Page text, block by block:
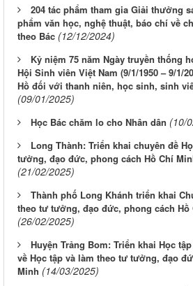
204 tác phẩm tham gia Giải thưởng
phẩm văn học, nghệ thuật, báo chí về
theo Bác (12/12/2024)
Kỷ niệm 75 năm Ngày truyền thống
Hội Sinh viên Việt Nam (9/1/1950 – 9/1/
Hồ đối với thanh niên, học sinh, sinh
(09/01/2025)
Học Bác chăm lo cho Nhân dân (10/
Long Thành: Triển khai chuyên đề
tưởng, đạo đức, phong cách Hồ Chí
(21/02/2025)
Thành phố Long Khánh triển khai
theo tư tưởng, đạo đức, phong cách Hồ
(26/02/2025)
Huyện Trảng Bom: Triển khai Học
về Học tập và làm theo tư tưởng, đạo
Minh (14/03/2025)